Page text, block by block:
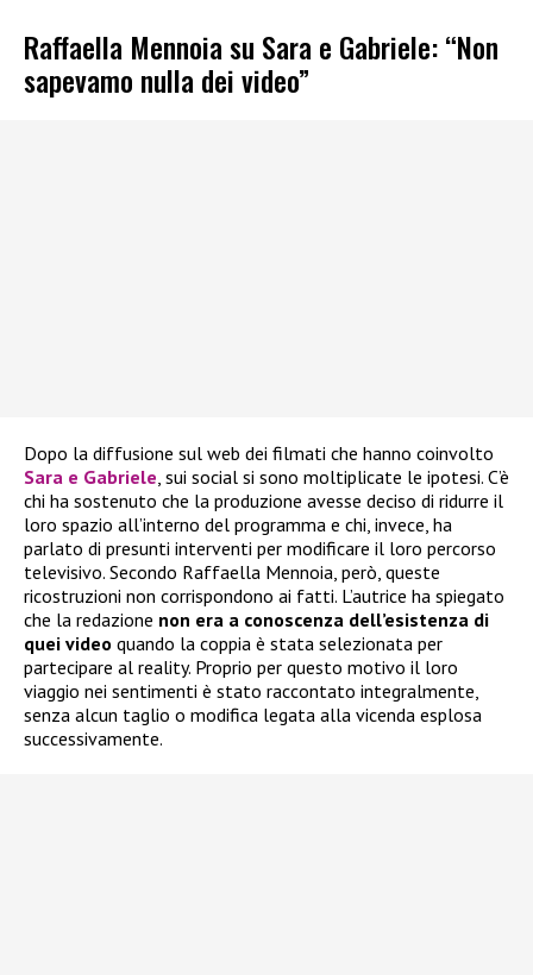
Raffaella Mennoia su Sara e Gabriele: “Non
sapevamo nulla dei video”
Dopo la diffusione sul web dei filmati che hanno coinvolto
Sara e Gabriele , sui social si sono moltiplicate le ipotesi. C’è
chi ha sostenuto che la produzione avesse deciso di ridurre il
loro spazio all’interno del programma e chi, invece, ha
parlato di presunti interventi per modificare il loro percorso
televisivo. Secondo Raffaella Mennoia, però, queste
ricostruzioni non corrispondono ai fatti. L’autrice ha spiegato
che la redazione non era a conoscenza dell’esistenza di
quei video quando la coppia è stata selezionata per
partecipare al reality. Proprio per questo motivo il loro
viaggio nei sentimenti è stato raccontato integralmente,
senza alcun taglio o modifica legata alla vicenda esplosa
successivamente.